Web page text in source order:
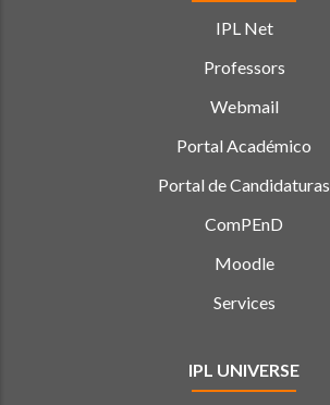
IPL Net
Professors
Webmail
Portal Académico
Portal de Candidaturas
ComPEnD
Moodle
Services
IPL UNIVERSE